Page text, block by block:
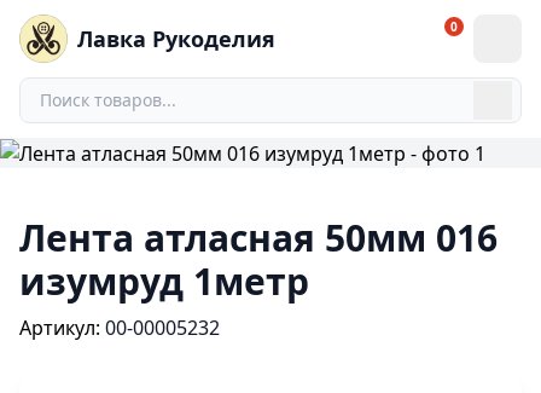
Лавка Рукоделия 0
Лента атласная 50мм 016
изумруд 1метр
Артикул: 00-00005232